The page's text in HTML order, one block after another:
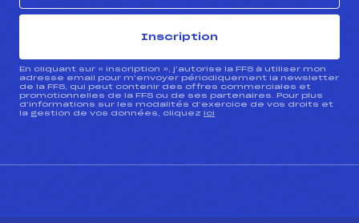
Inscription
En cliquant sur « inscription », j’autorise la FFS à utiliser mon
adresse email pour m’envoyer périodiquement la newsletter
de la FFS, qui peut contenir des offres commerciales et
promotionnelles de la FFS ou de ses partenaires. Pour plus
d’informations sur les modalités d’exercice de vos droits et
la gestion de vos données, cliquez ici